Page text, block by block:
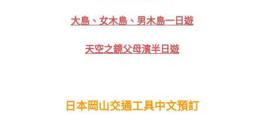
大島、女木島、男木島一日遊
天空之鏡父母濱半日遊
日本岡山交通工具中文預訂